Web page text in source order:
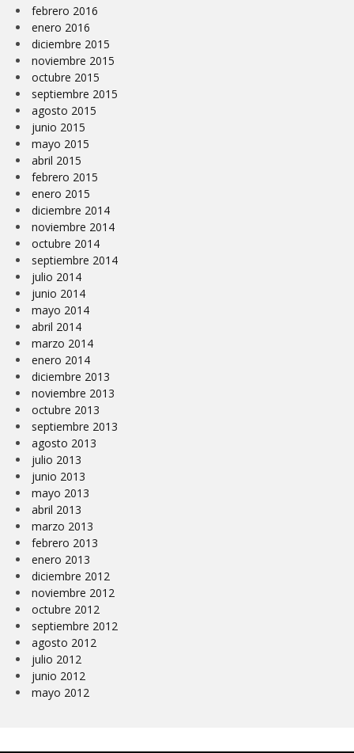
febrero 2016
enero 2016
diciembre 2015
noviembre 2015
octubre 2015
septiembre 2015
agosto 2015
junio 2015
mayo 2015
abril 2015
febrero 2015
enero 2015
diciembre 2014
noviembre 2014
octubre 2014
septiembre 2014
julio 2014
junio 2014
mayo 2014
abril 2014
marzo 2014
enero 2014
diciembre 2013
noviembre 2013
octubre 2013
septiembre 2013
agosto 2013
julio 2013
junio 2013
mayo 2013
abril 2013
marzo 2013
febrero 2013
enero 2013
diciembre 2012
noviembre 2012
octubre 2012
septiembre 2012
agosto 2012
julio 2012
junio 2012
mayo 2012